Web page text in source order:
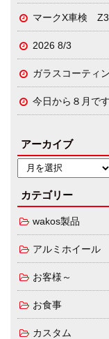
マークX車検
2026 8/3
ガラスコーティ
今日から８月で
アーカイブ
カテゴリー
wakos製品
アルミホイール
お客様～
お食事
カスタム